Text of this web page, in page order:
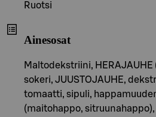
Ruotsi
Ainesosat
Maltodekstriini, HERAJAUHE
sokeri, JUUSTOJAUHE,
tomaatti, sipuli,
(maitohappo,